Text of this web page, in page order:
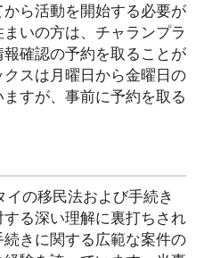
ら活動を開始する必要が
いの方は、チャランプラ
確認の予約を取ることが
スは月曜日から金曜日の
すが、事前に予約を取る
イの移民法および手続き
る深い理解に裏打ちされ
きに関する広範な案件の